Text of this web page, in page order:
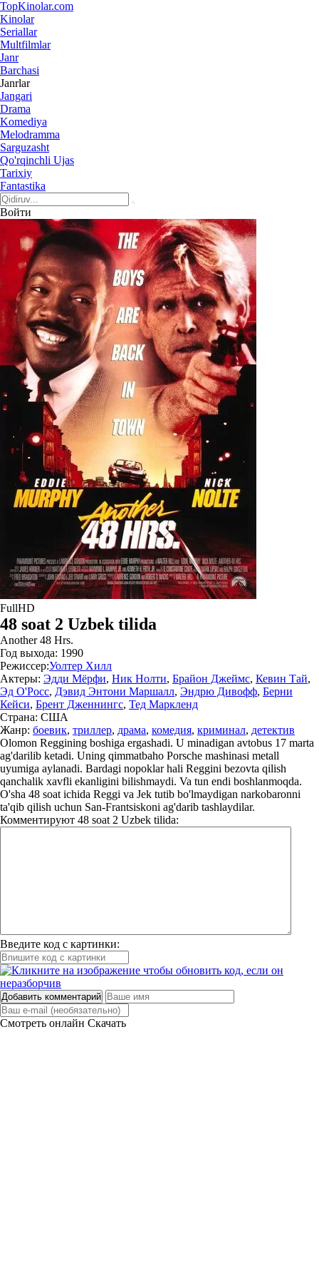
TopKinolar.com
Kinolar
Seriallar
Multfilmlar
Janr
Barchasi
Janrlar
Jangari
Drama
Komediya
Melodramma
Sarguzasht
Qo'rqinchli Ujas
Tarixiy
Fantastika
Войти
FullHD
48 soat 2 Uzbek tilida
Another 48 Hrs.
Год выхода: 1990
Режиссер:Уолтер Хилл
Актеры: Эдди Мёрфи, Ник Нолти, Брайон Джеймс, Кевин Тай,
Эд О'Росс, Дэвид Энтони Маршалл, Эндрю Дивофф, Берни
Кейси, Брент Дженнингс, Тед Маркленд
Страна: США
Жанр: боевик, триллер, драма, комедия, криминал, детектив
Olomon Reggining boshiga ergashadi. U minadigan avtobus 17 marta
ag'darilib ketadi. Uning qimmatbaho Porsche mashinasi metall
uyumiga aylanadi. Bardagi nopoklar hali Reggini bezovta qilish
qanchalik xavfli ekanligini bilishmaydi. Va tun endi boshlanmoqda.
O'sha 48 soat ichida Reggi va Jek tutib bo'lmaydigan narkobaronni
ta'qib qilish uchun San-Frantsiskoni ag'darib tashlaydilar.
Комментируют 48 soat 2 Uzbek tilida:
Введите код с картинки:
Добавить комментарий
Смотреть онлайн Скачать